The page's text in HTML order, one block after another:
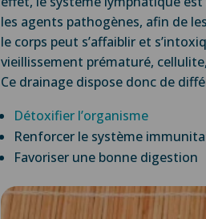
les agents pathogènes, afin de
le corps peut s’affaiblir et
vieillissement prématuré,
Ce drainage dispose donc de
Détoxifier l’organisme
Renforcer le système
Favoriser une bonne digestion